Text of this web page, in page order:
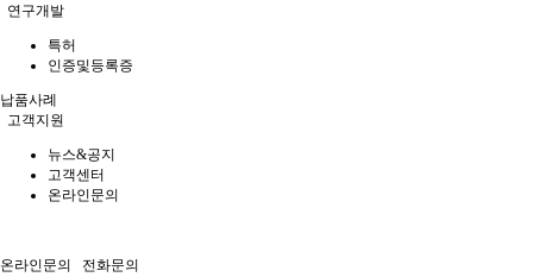
연구개발
특허
인증및등록증
납품사례
고객지원
뉴스&공지
고객센터
온라인문의
온라인문의 전화문의